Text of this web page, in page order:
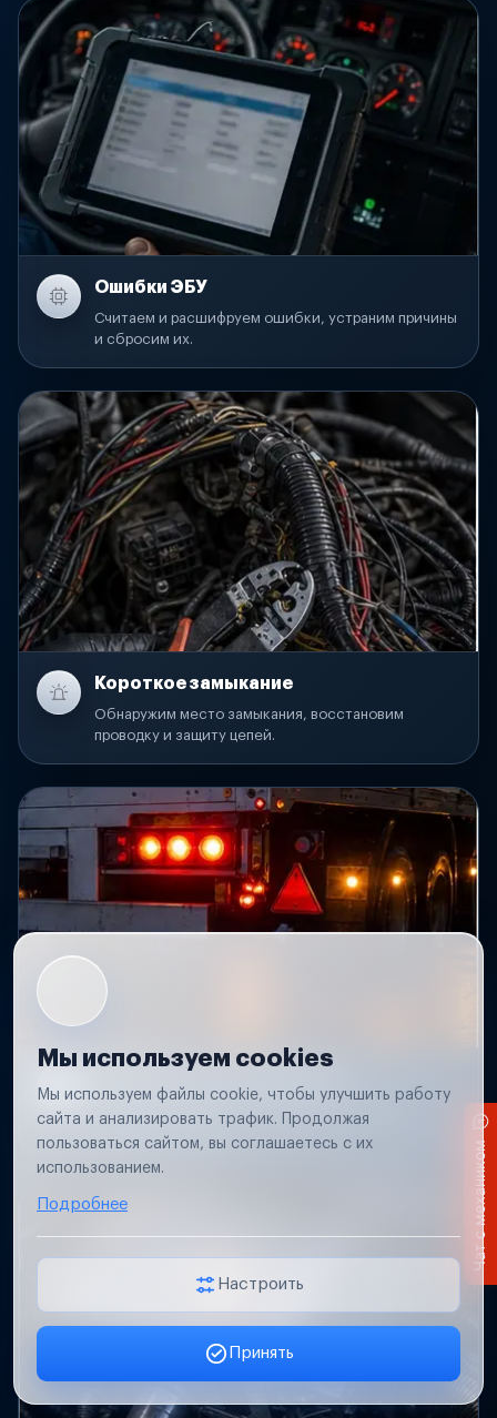
Ошибки ЭБУ
Считаем и расшифруем ошибки, устраним причины
и сбросим их.
Короткое замыкание
Обнаружим место замыкания, восстановим
проводку и защиту цепей.
Проверим проводку и разъемы, восстановим
освещение прицепа.
Мы используем cookies
Мы используем файлы cookie, чтобы улучшить работу
сайта и анализировать трафик. Продолжая
пользоваться сайтом, вы соглашаетесь с их
использованием.
Подробнее
Настроить
Принять
Заявка онлайн
Чат с механиком